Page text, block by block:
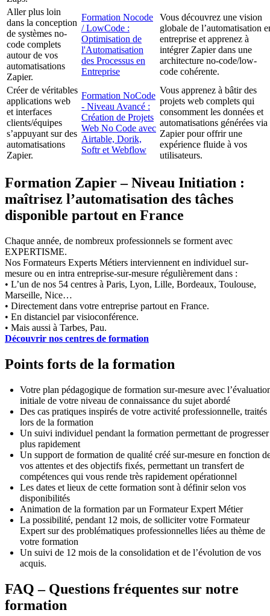
Aller plus loin
dans la conception
de systèmes no-
code complets
autour de vos
automatisations
Zapier.
Formation Nocode
/ LowCode :
Optimisation de
l'Automatisation
des Processus en
Entreprise
Vous découvrez une vision
globale de l’automatisation
entreprise et apprenez à
intégrer Zapier dans une
architecture no-code/low-
code cohérente.
Créer de véritables
applications web
et interfaces
clients/équipes
s’appuyant sur des
automatisations
Zapier.
Formation NoCode
- Niveau Avancé :
Création de Projets
Web No Code avec
Airtable, Dorik,
Softr et Webflow
Vous apprenez à bâtir des
projets web complets qui
consomment les données et
automatisations générées via
Zapier pour offrir une
expérience fluide à vos
utilisateurs.
Formation Zapier – Niveau Initiation :
maîtrisez l’automatisation des tâches
disponible partout en France
Chaque année, de nombreux professionnels se forment avec
EXPERTISME.
Nos Formateurs Experts Métiers interviennent en individuel sur-
mesure ou en intra entreprise-sur-mesure régulièrement dans :
• L’un de nos 54 centres à Paris, Lyon, Lille, Bordeaux, Toulouse,
Marseille, Nice…
• Directement dans votre entreprise partout en France.
• En distanciel par visioconférence.
• Mais aussi à Tarbes, Pau.
Découvrir nos centres de formation
Points forts de la formation
Votre plan pédagogique de formation sur-mesure avec
initiale de votre niveau de connaissance du sujet abordé
Des cas pratiques inspirés de votre activité professionnelle, traités
lors de la formation
Un suivi individuel pendant la formation permettant de progresser
plus rapidement
Un support de formation de qualité créé sur-mesure en fonction
vos attentes et des objectifs fixés, permettant un transfert de
compétences qui vous rende très rapidement opérationnel
Les dates et lieux de cette formation sont à définir selon vos
disponibilités
Animation de la formation par un Formateur Expert Métier
La possibilité, pendant 12 mois, de solliciter votre Formateur
Expert sur des problématiques professionnelles liées au thème de
votre formation
Un suivi de 12 mois de la consolidation et de l’évolution de vos
acquis.
FAQ – Questions fréquentes sur notre
formation